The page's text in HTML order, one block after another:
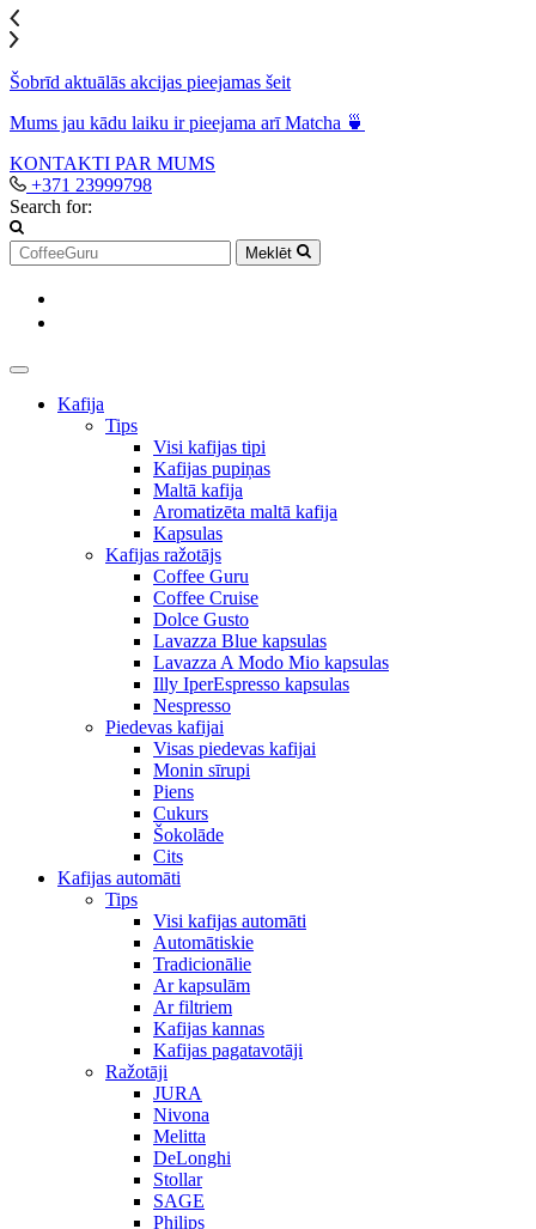
Šobrīd aktuālās akcijas pieejamas šeit
Mums jau kādu laiku ir pieejama arī Matcha 🍵
KONTAKTI PAR MUMS
+371 23999798
Search for:
Meklēt
Kafija
Tips
Visi kafijas tipi
Kafijas pupiņas
Maltā kafija
Aromatizēta maltā kafija
Kapsulas
Kafijas ražotājs
Coffee Guru
Coffee Cruise
Dolce Gusto
Lavazza Blue kapsulas
Lavazza A Modo Mio kapsulas
Illy IperEspresso kapsulas
Nespresso
Piedevas kafijai
Visas piedevas kafijai
Monin sīrupi
Piens
Cukurs
Šokolāde
Cits
Kafijas automāti
Tips
Visi kafijas automāti
Automātiskie
Tradicionālie
Ar kapsulām
Ar filtriem
Kafijas kannas
Kafijas pagatavotāji
Ražotāji
JURA
Nivona
Melitta
DeLonghi
Stollar
SAGE
Philips